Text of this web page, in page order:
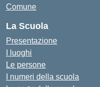
Comune
La Scuola
Presentazione
I luoghi
Le persone
I numeri della scuola